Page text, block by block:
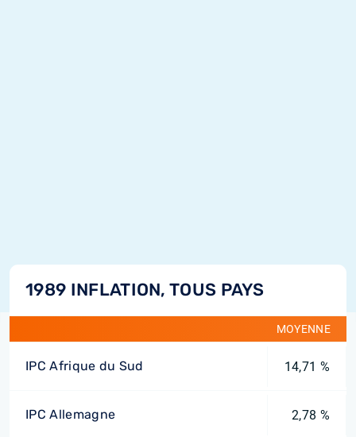
1989 INFLATION, TOUS PAYS
MOYENNE
IPC Afrique du Sud 14,71 %
IPC Allemagne 2,78 %